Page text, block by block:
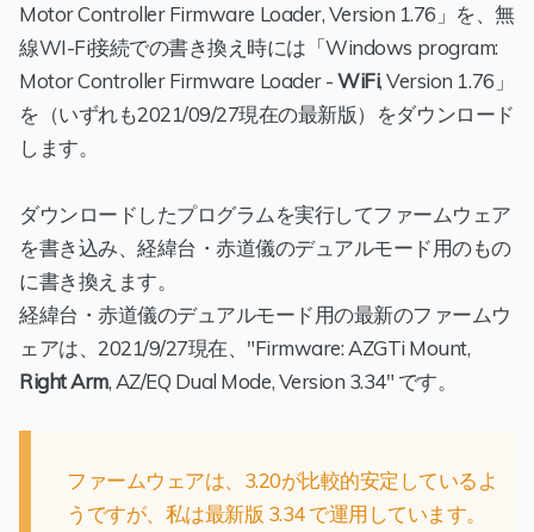
Motor Controller Firmware Loader, Version 1.76」を、無
線WI-Fi接続での書き換え時には「Windows program:
Motor Controller Firmware Loader -WiFi, Version 1.76」
を（いずれも2021/09/27現在の最新版）をダウンロード
します。
ダウンロードしたプログラムを実行してファームウェア
を書き込み、経緯台・赤道儀のデュアルモード用のもの
に書き換えます。
経緯台・赤道儀のデュアルモード用の最新のファームウ
ェアは、2021/9/27現在、"Firmware: AZGTi Mount,
Right Arm, AZ/EQ Dual Mode, Version 3.34" です。
ファームウェアは、3.20が比較的安定しているよ
うですが、私は最新版 3.34 で運用しています。